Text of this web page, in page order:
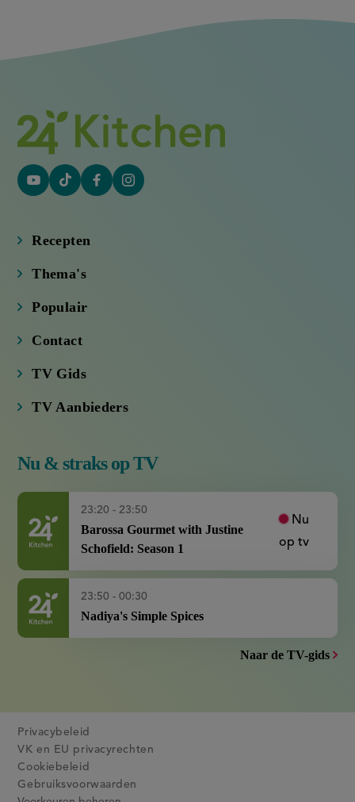
YouTube
link)
Tiktok
link)
FacebookInstagram
Recepten
Thema's
Populair
Contact
TV Gids
TV Aanbieders
Nu & straks op TV
23:20 - 23:50
Barossa Gourmet with Justine
Schofield: Season 1
Nu
op tv
23:50 - 00:30
Nadiya's Simple Spices
Naar de TV-gids
Privacybeleid
VK en EU privacyrechten
Cookiebeleid
Gebruiksvoorwaarden